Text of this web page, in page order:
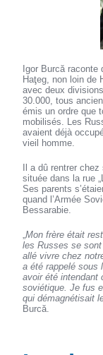
Igor Burcă
Haţeg, non loin de
avec deux
30.000, tous
émis un ordre que
mobilisés. Les
avaient déjà
vieil homme.
Il a dû rentrer
située dans la rue
Ses parents
quand l’Armée
Bessarabie.
„Mon frère était
les Russes se
allé vivre chez
a été rappelé sous
avoir été intendant
soviétique. Je fus
qui démagnétisait
Burcă.